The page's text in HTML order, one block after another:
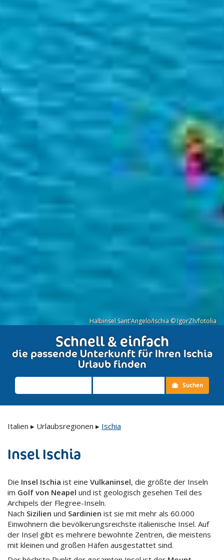
Halbinsel Sant'Angelo/Ischia © IgorZh/fotolia
Schnell & einfach
die passende Unterkunft für Ihren Ischia
Urlaub finden
Suchen
Italien ▸ Urlaubsregionen ▸ Ischia
Insel Ischia
Die Insel Ischia ist eine Vulkaninsel, die größte der Inseln
im Golf von Neapel und ist geologisch gesehen Teil des
Archipels der Flegree-Inseln.
Nach Sizilien und Sardinien ist sie mit mehr als 60.000
Einwohnern die bevölkerungsreichste italienische Insel. Auf
der Insel gibt es mehrere bewohnte Zentren, die meistens
mit kleinen und großen Häfen ausgestattet sind.